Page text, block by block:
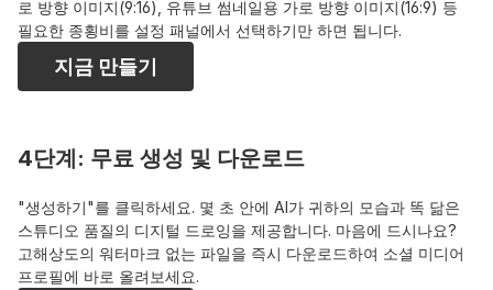
로 방향 이미지(9:16), 유튜브 썸네일용 가로 방향 이미지(16:9) 등
필요한 종횡비를 설정 패널에서 선택하기만 하면 됩니다.
지금 만들기
4단계: 무료 생성 및 다운로드
"생성하기"를 클릭하세요. 몇 초 안에 AI가 귀하의 모습과 똑 닮은
스튜디오 품질의 디지털 드로잉을 제공합니다. 마음에 드시나요?
고해상도의 워터마크 없는 파일을 즉시 다운로드하여 소셜 미디어
프로필에 바로 올려보세요.